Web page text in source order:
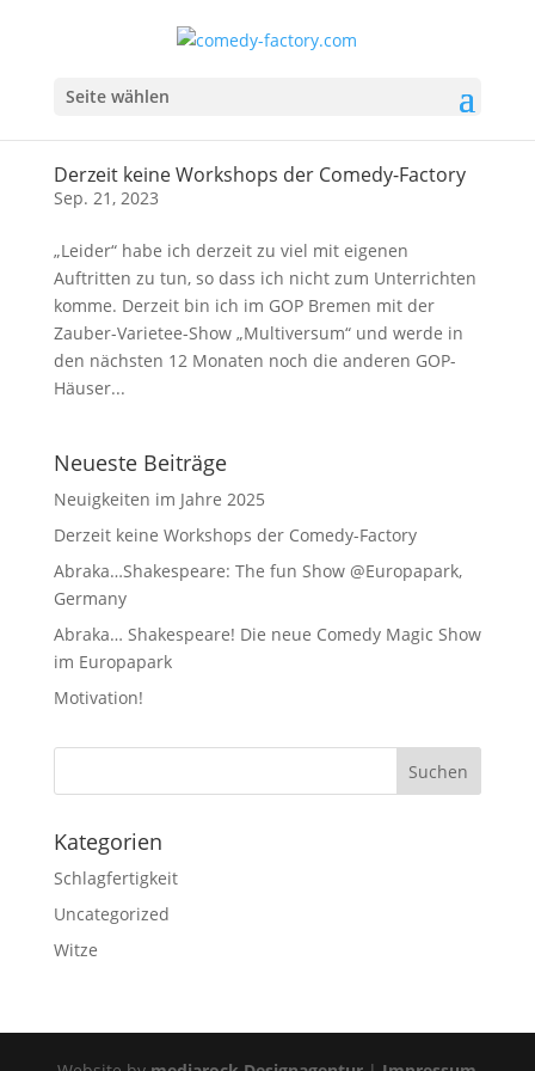
Seite wählen
Derzeit keine Workshops der Comedy-Factory
Sep. 21, 2023
„Leider“ habe ich derzeit zu viel mit eigenen
Auftritten zu tun, so dass ich nicht zum Unterrichten
komme. Derzeit bin ich im GOP Bremen mit der
Zauber-Varietee-Show „Multiversum“ und werde in
den nächsten 12 Monaten noch die anderen GOP-
Häuser...
Neueste Beiträge
Neuigkeiten im Jahre 2025
Derzeit keine Workshops der Comedy-Factory
Abraka…Shakespeare: The fun Show @Europapark,
Germany
Abraka… Shakespeare! Die neue Comedy Magic Show
im Europapark
Motivation!
Kategorien
Schlagfertigkeit
Uncategorized
Witze